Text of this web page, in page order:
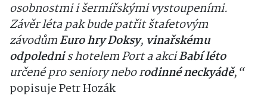
osobnostmi i šermířskými vystoupeními.
Závěr léta pak bude patřit štafetovým
závodůmEuro hry Doksy, vinařskému
odpolednis hotelem Port a akciBabí léto
určené pro seniory nebo rodinné neckyádě,“
popisuje Petr Hozák